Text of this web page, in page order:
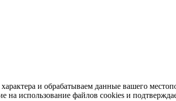
и обрабатываем данные вашего
использование файлов cookies и